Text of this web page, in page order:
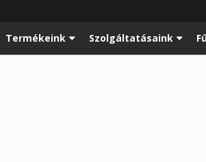
Termékeink Szolgáltatásaink